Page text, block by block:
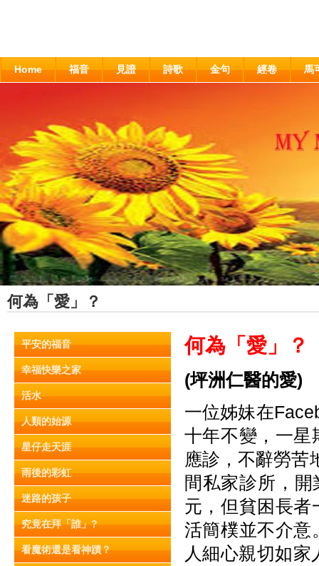
Home 福音 見證 詩歌 金句 經卷 馬
何為「愛」？
平安的福音
幸福快樂之家
活水
人類的始源
星仔走天涯
雨後的彩虹
迷路的孩子
究竟在拜「誰」?
看魔術還是看神蹟？
何為「愛」？
(坪洲仁醫的愛)
一位姊妹在
十年不變，一星
應診，不辭勞苦
間私家診所，
元，但貧困長者
活簡樸並不介意
人細心親切如